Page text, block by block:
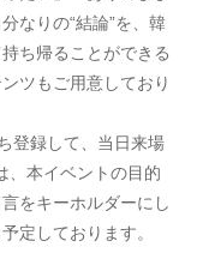
なりの“結論”を、韓
ち帰ることができる
ツもご用意しており
登録して、当日来場
、本イベントの目的
をキーホルダーにし
定しております。